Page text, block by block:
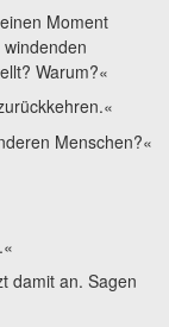
Moment
Warum?«
Menschen?«
damit an. Sagen